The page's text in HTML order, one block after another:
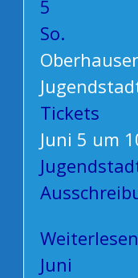
5
So.
Tickets
Juni 5 um
Weiterlesen
Juni